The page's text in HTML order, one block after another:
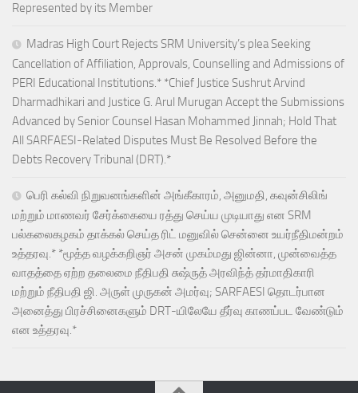
Represented by its Member
Madras High Court Rejects SRM University’s plea Seeking
Cancellation of Affiliation, Approvals, Counselling and Admissions of
PERI Educational Institutions.* *Chief Justice Sushrut Arvind
Dharmadhikari and Justice G. Arul Murugan Accept the Submissions
Advanced by Senior Counsel Hasan Mohammed Jinnah; Hold That
All SARFAESI-Related Disputes Must Be Resolved Before the
Debts Recovery Tribunal (DRT).*
பெரி கல்வி நிறுவனங்களின் அங்கீகாரம், அனுமதி, கவுன்சிலிங்
மற்றும் மாணவர் சேர்க்கையை ரத்து செய்ய முடியாது என SRM
பல்கலைகழகம் தாக்கல் செய்த ரிட் மனுவில் சென்னை உயர்நீதிமன்றம்
உத்தரவு.* *மூத்த வழக்கறிஞர் அசன் முகம்மது ஜின்னா, முன்வைத்த
வாதத்தை ஏற்ற தலைமை நீதிபதி சுஷ்ருத் அரவிந்த் தர்மாதிகாரி
மற்றும் நீதிபதி ஜி. அருள் முருகன் அமர்வு; SARFAESI தொடர்பான
அனைத்து பிரச்சினைகளும் DRT-யிலேயே தீர்வு காணப்பட வேண்டும்
என உத்தரவு.*